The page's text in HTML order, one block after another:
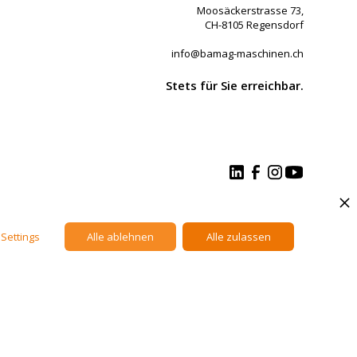
Moosäckerstrasse 73,
CH-8105 Regensdorf
info@bamag-maschinen.ch
Stets für Sie erreichbar.
DatenschutzImpressum
Alle ablehnen Alle zulassen